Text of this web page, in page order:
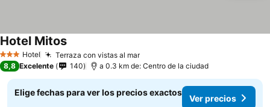
3 Estrellas
Hotel Terraza con vistas al marVer precios
Hotel MitosVer precios
8,8 Excelente 140 a 0.3 km de: Centro de la ciudad
Elige fechas para ver los precios exactos
Ver precios